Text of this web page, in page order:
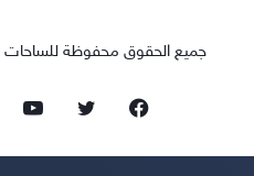
جميع الحقوق محفوظة للساحات
فيسبوك تويتر